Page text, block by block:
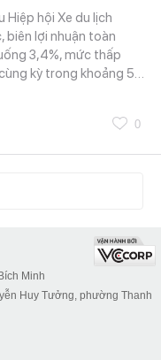
Hiệp hội Xe du lịch
biên lợi nhuận toàn
3,4%, mức thấp
kỳ trong khoảng 5…
0
Minh
Huy Tưởng, phường Thanh